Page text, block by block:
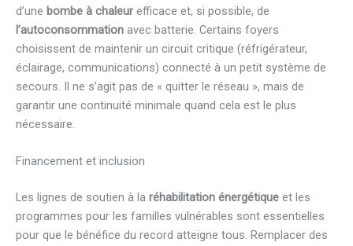
d’une bombe à chaleur efficace et, si possible, de
l’autoconsommation avec batterie. Certains foyers
choisissent de maintenir un circuit critique (réfrigérateur,
éclairage, communications) connecté à un petit système de
secours. Il ne s’agit pas de « quitter le réseau », mais de
garantir une continuité minimale quand cela est le plus
nécessaire.
Financement et inclusion
Les lignes de soutien à la réhabilitation énergétique et les
programmes pour les familles vulnérables sont essentielles
pour que le bénéfice du record atteigne tous. Remplacer des